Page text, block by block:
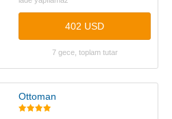
402 USD
7 gece, toplam tutar
Ottoman